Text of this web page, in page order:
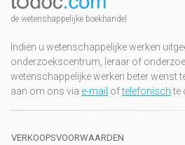
de wetenshappelijke boekhandel
Indien u wetenschappelijke werken
onderzoekscentrum, leraar of
wetenschappelijke werken beter wenst
aan om ons via e-mail oftelefonischte
VERKOOPSVOORWAARDEN